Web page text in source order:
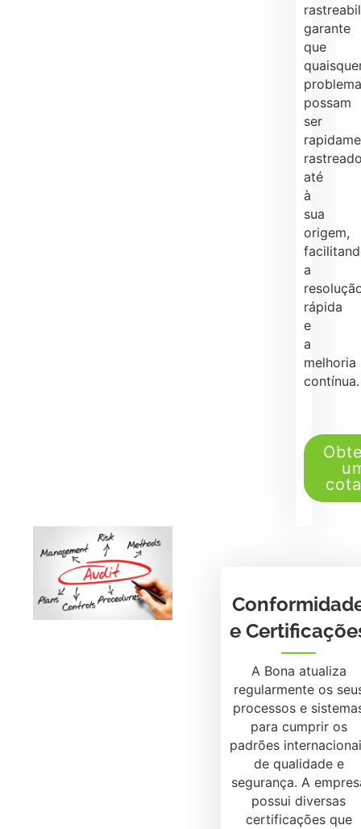
garante
que
possam
ser
até
à
sua
origem,
a
rápida
e
a
melhoria
contínua.
e
A Bona atualiza
regularmente os
processos e
para cumprir os
padrões
de qualidade e
segurança. A
possui diversas
certificações que